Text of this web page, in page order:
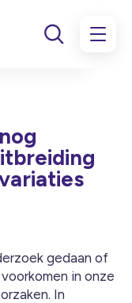
gedaan of
in onze
In